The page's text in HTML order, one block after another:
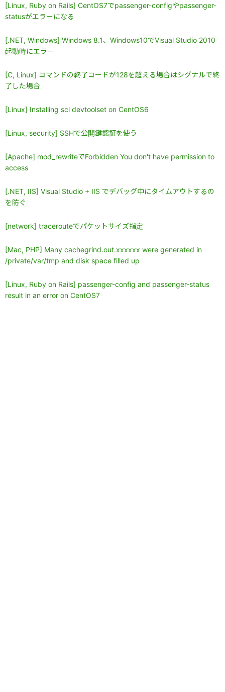
[Linux, Ruby on Rails] CentOS7でpassenger-configやpassenger-
statusがエラーになる
[.NET, Windows] Windows 8.1、Windows10でVisual Studio 2010
起動時にエラー
[C, Linux] コマンドの終了コードが128を超える場合はシグナルで終
了した場合
[Linux] Installing scl devtoolset on CentOS6
[Linux, security] SSHで公開鍵認証を使う
[Apache] mod_rewriteでForbidden You don't have permission to
access
[.NET, IIS] Visual Studio + IIS でデバッグ中にタイムアウトするの
を防ぐ
[network] tracerouteでパケットサイズ指定
[Mac, PHP] Many cachegrind.out.xxxxxx were generated in
/private/var/tmp and disk space filled up
[Linux, Ruby on Rails] passenger-config and passenger-status
result in an error on CentOS7